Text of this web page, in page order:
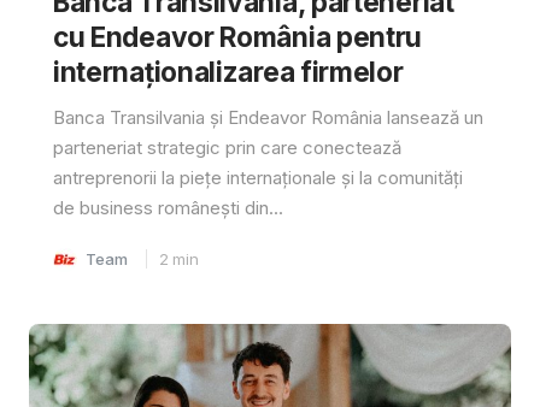
cu Endeavor România pentru
internaționalizarea firmelor
Banca Transilvania și Endeavor România lansează un
parteneriat strategic prin care conectează
antreprenorii la piețe internaționale și la comunități
de business românești din...
Team 2 min